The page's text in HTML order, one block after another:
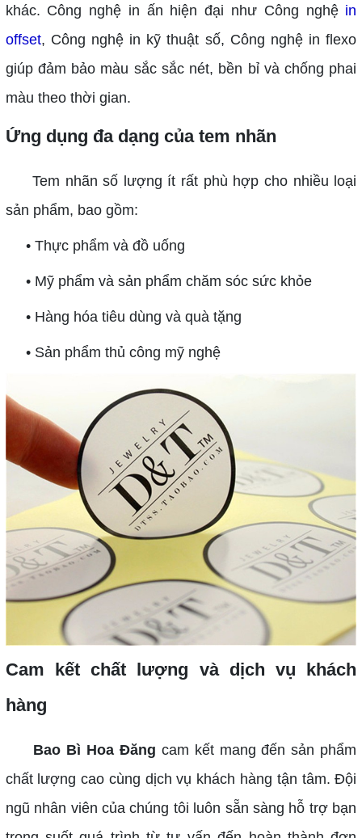
khác. Công nghệ in ấn hiện đại như Công nghệ in
offset, Công nghệ in kỹ thuật số, Công nghệ in flexo
giúp đảm bảo màu sắc sắc nét, bền bỉ và chống phai
màu theo thời gian.
Ứng dụng đa dạng của tem nhãn
Tem nhãn số lượng ít rất phù hợp cho nhiều loại
sản phẩm, bao gồm:
• Thực phẩm và đồ uống
• Mỹ phẩm và sản phẩm chăm sóc sức khỏe
• Hàng hóa tiêu dùng và quà tặng
• Sản phẩm thủ công mỹ nghệ
Cam kết chất lượng và dịch vụ khách
hàng
Bao Bì Hoa Đăng cam kết mang đến sản phẩm
chất lượng cao cùng dịch vụ khách hàng tận tâm. Đội
ngũ nhân viên của chúng tôi luôn sẵn sàng hỗ trợ bạn